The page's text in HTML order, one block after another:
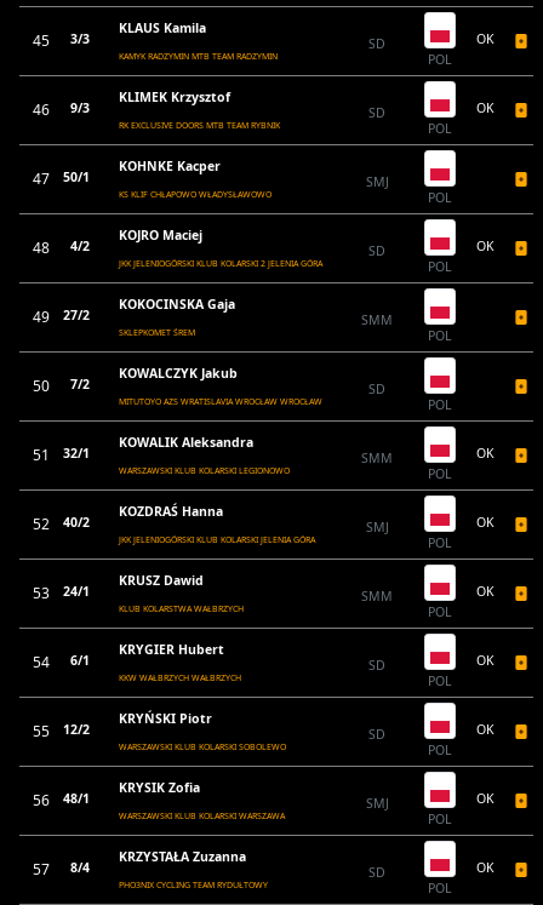
45 3/3
KLAUS Kamila
KAMYK RADZYMIN MTB TEAM RADZYMIN
SD
POL
OK
46 9/3
KLIMEK Krzysztof
RK EXCLUSIVE DOORS MTB TEAM RYBNIK
SD
POL
OK
47 50/1
KOHNKE Kacper
KS KLIF CHŁAPOWO WŁADYSŁAWOWO
SMJ
POL
48 4/2
KOJRO Maciej
JKK JELENIOGÓRSKI KLUB KOLARSKI 2 JELENIA GÓRA
SD
POL
OK
49 27/2
KOKOCINSKA Gaja
SKLEPKOMET ŚREM
SMM
POL
50 7/2
KOWALCZYK Jakub
MITUTOYO AZS WRATISLAVIA WROCŁAW WROCŁAW
SD
POL
51 32/1
KOWALIK Aleksandra
WARSZAWSKI KLUB KOLARSKI LEGIONOWO
SMM
POL
OK
52 40/2
KOZDRAŚ Hanna
JKK JELENIOGÓRSKI KLUB KOLARSKI JELENIA GÓRA
SMJ
POL
OK
53 24/1
KRUSZ Dawid
KLUB KOLARSTWA WAŁBRZYCH
SMM
POL
OK
54 6/1
KRYGIER Hubert
KKW WAŁBRZYCH WAŁBRZYCH
SD
POL
OK
55 12/2
KRYŃSKI Piotr
WARSZAWSKI KLUB KOLARSKI SOBOLEWO
SD
POL
OK
56 48/1
KRYSIK Zofia
WARSZAWSKI KLUB KOLARSKI WARSZAWA
SMJ
POL
OK
57 8/4
KRZYSTAŁA Zuzanna
PHO3NIX CYCLING TEAM RYDUŁTOWY
SD
POL
OK